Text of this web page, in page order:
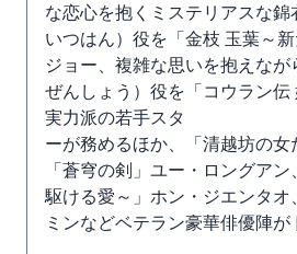
な恋心を抱くミステリアスな
いつはん）役を「金枝 玉葉～
ジョー、複雑な思いを抱えな
ぜんしょう）役を「コウラン
実力派の若手スタ
ーが務めるほか、「清越坊の女
「蒼穹の剣」ユー・ロングア
駆ける愛～」ホン・ジエンタオ
ミンなどベテラン豪華俳優陣が